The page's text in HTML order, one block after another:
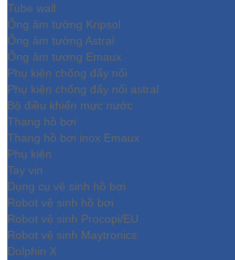
Tube wall
Ống âm tường Kripsol
Ống âm tường Astral
Ống âm tương Emaux
Phụ kiện chống đẩy nổi
Phụ kiện chống đẩy nổi astral
Bộ điều khiển mực nước
Thang hồ bơi
Thang hồ bơi inox Emaux
Phụ kiện
Tay vịn
Dụng cụ vệ sinh hồ bơi
Robot vệ sinh hồ bơi
Robot vệ sinh Procopi/EU
Robot vệ sinh Maytronics
Dolphin X